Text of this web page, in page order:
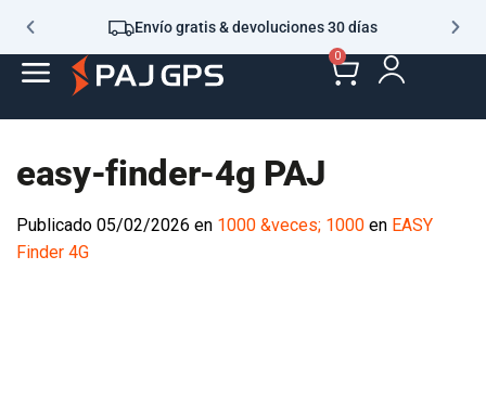
Envío gratis & devoluciones 30 días
0
easy-finder-4g PAJ
Publicado 05/02/2026 en 1000 &veces; 1000 en EASY
Finder 4G